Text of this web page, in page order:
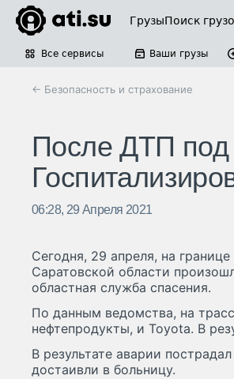
ГрузыПоиск
Все сервисы Ваши грузы
← Безопасность и страхование
После ДТП под
06:28, 29 Апреля 2021
Сегодня, 29 апреля, на
Саратовской области
областная служба спасения.
По данным ведомства, на
нефтепродукты, и Toyota. В
В результате аварии
достаивли в больницу.